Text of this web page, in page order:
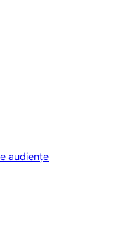
audiențe